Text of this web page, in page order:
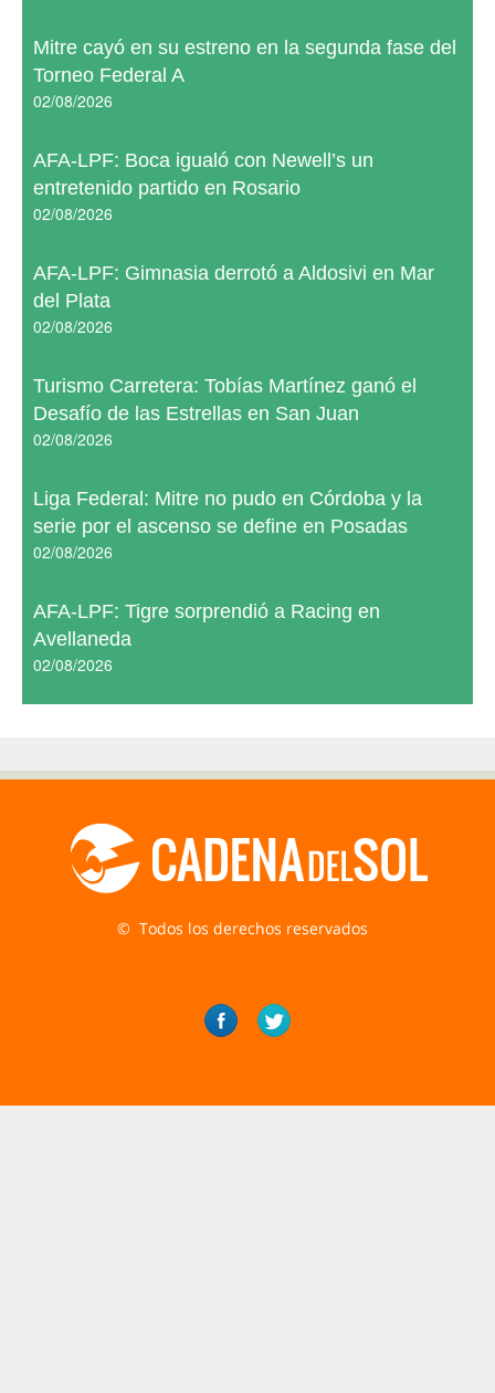
Mitre cayó en su estreno en la segunda fase del
Torneo Federal A
02/08/2026
AFA-LPF: Boca igualó con Newell’s un
entretenido partido en Rosario
02/08/2026
AFA-LPF: Gimnasia derrotó a Aldosivi en Mar
del Plata
02/08/2026
Turismo Carretera: Tobías Martínez ganó el
Desafío de las Estrellas en San Juan
02/08/2026
Liga Federal: Mitre no pudo en Córdoba y la
serie por el ascenso se define en Posadas
02/08/2026
AFA-LPF: Tigre sorprendió a Racing en
Avellaneda
02/08/2026